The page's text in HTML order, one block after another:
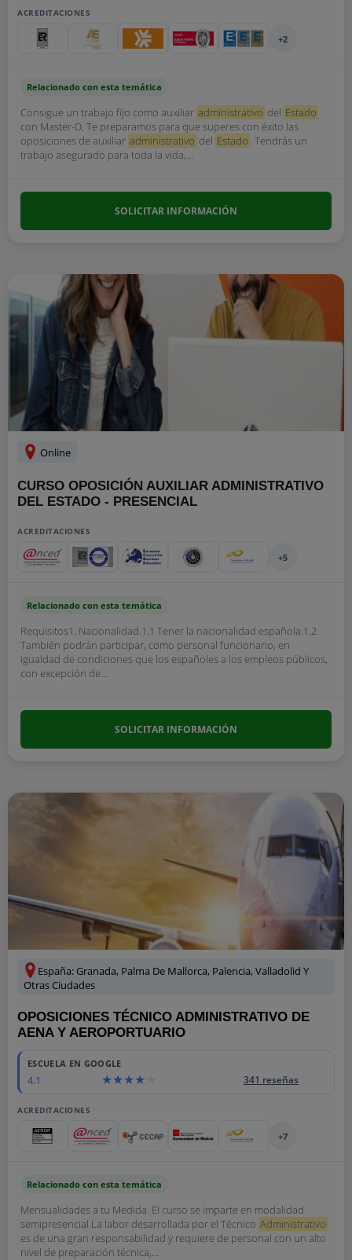
ACREDITACIONES
+2
Relacionado con esta temática
Consigue un trabajo fijo como auxiliar administrativo del Estado
con Master-D. Te preparamos para que superes con éxito las
oposiciones de auxiliar administrativo del Estado . Tendrás un
trabajo asegurado para toda la vida,...
SOLICITAR INFORMACIÓN
Online
CURSO OPOSICIÓN AUXILIAR ADMINISTRATIVO
DEL ESTADO - PRESENCIAL
ACREDITACIONES
+5
Relacionado con esta temática
Requisitos1. Nacionalidad.1.1 Tener la nacionalidad española.1.2
También podrán participar, como personal funcionario, en
igualdad de condiciones que los españoles a los empleos públicos,
con excepción de...
SOLICITAR INFORMACIÓN
España: Granada, Palma De Mallorca, Palencia, Valladolid Y
Otras Ciudades
OPOSICIONES TÉCNICO ADMINISTRATIVO DE
AENA Y AEROPORTUARIO
ESCUELA EN GOOGLE
4.1 341 reseñas
ACREDITACIONES
+7
Relacionado con esta temática
Mensualidades a tu Medida. El curso se imparte en modalidad
semipresencial La labor desarrollada por el Técnico Administrativo
es de una gran responsabilidad y requiere de personal con un alto
nivel de preparación técnica,...